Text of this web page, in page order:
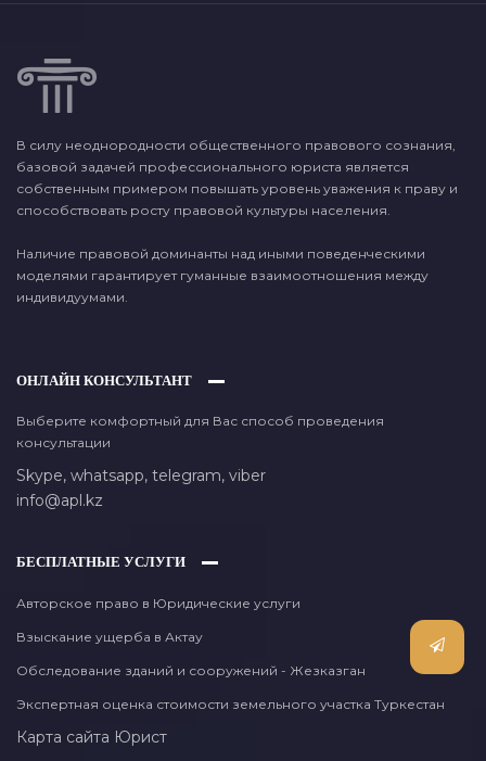
В силу неоднородности общественного правового сознания,
базовой задачей профессионального юриста является
собственным примером повышать уровень уважения к праву и
способствовать росту правовой культуры населения.
Наличие правовой доминанты над иными поведенческими
моделями гарантирует гуманные взаимоотношения между
индивидуумами.
ОНЛАЙН КОНСУЛЬТАНТ
Выберите комфортный для Вас способ проведения
консультации
Skype, whatsapp, telegram, viber
info@apl.kz
БЕСПЛАТНЫЕ УСЛУГИ
Авторское право в Юридические услуги
Взыскание ущерба в Актау
Обследование зданий и сооружений - Жезказган
Экспертная оценка стоимости земельного участка Туркестан
Карта сайта Юрист